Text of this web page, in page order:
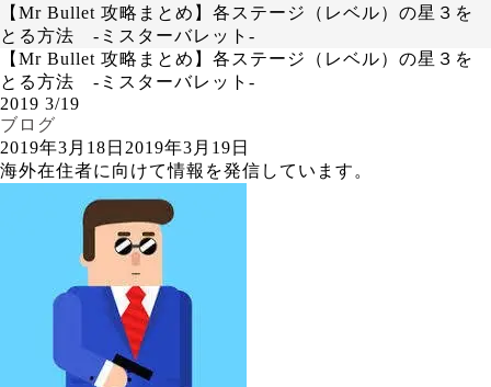
【Mr Bullet 攻略まとめ】各ステージ（レベル）の星３を
とる方法 -ミスターバレット-
【Mr Bullet 攻略まとめ】各ステージ（レベル）の星３を
とる方法 -ミスターバレット-
2019 3/19
ブログ
2019年3月18日 2019年3月19日
海外在住者に向けて情報を発信しています。